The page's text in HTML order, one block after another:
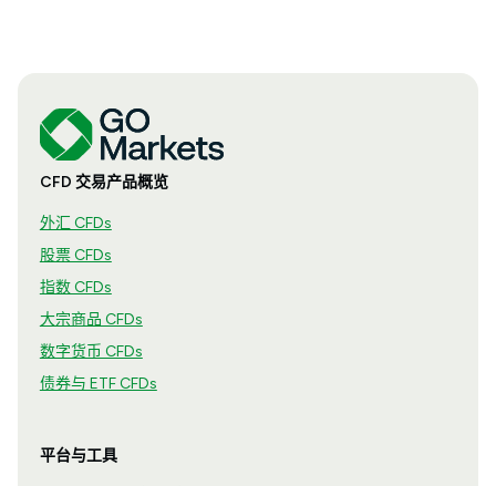
CFD 交易产品概览
外汇 CFDs
股票 CFDs
指数 CFDs
大宗商品 CFDs
数字货币 CFDs
债券与 ETF CFDs
平台与工具